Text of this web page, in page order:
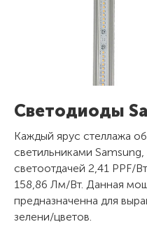
Светодиоды
Каждый ярус стеллажа
светильниками
светоотдачей 2,41 PPF/
158,86 Лм/Вт. Данная
предназначенна для
зелени/цветов.